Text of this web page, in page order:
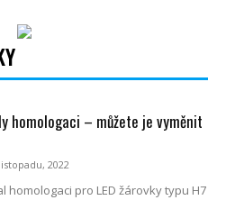
homologaci – můžete je vyměnit
2022
homologaci pro LED žárovky typu H7